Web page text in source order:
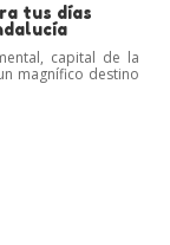
tus días
capital de la
magnífico destino